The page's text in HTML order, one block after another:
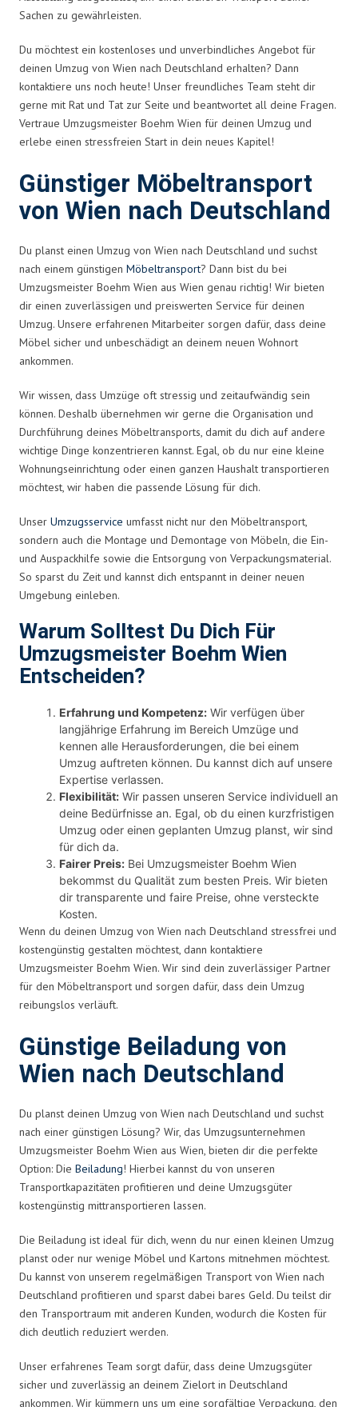
Sachen zu gewährleisten.
Du möchtest ein kostenloses und unverbindliches Angebot für
deinen Umzug von Wien nach Deutschland erhalten? Dann
kontaktiere uns noch heute! Unser freundliches Team steht dir
gerne mit Rat und Tat zur Seite und beantwortet all deine Fragen.
Vertraue Umzugsmeister Boehm Wien für deinen Umzug und
erlebe einen stressfreien Start in dein neues Kapitel!
Günstiger Möbeltransport
von Wien nach Deutschland
Du planst einen Umzug von Wien nach Deutschland und suchst
nach einem günstigen Möbeltransport? Dann bist du bei
Umzugsmeister Boehm Wien aus Wien genau richtig! Wir bieten
dir einen zuverlässigen und preiswerten Service für deinen
Umzug. Unsere erfahrenen Mitarbeiter sorgen dafür, dass deine
Möbel sicher und unbeschädigt an deinem neuen Wohnort
ankommen.
Wir wissen, dass Umzüge oft stressig und zeitaufwändig sein
können. Deshalb übernehmen wir gerne die Organisation und
Durchführung deines Möbeltransports, damit du dich auf andere
wichtige Dinge konzentrieren kannst. Egal, ob du nur eine kleine
Wohnungseinrichtung oder einen ganzen Haushalt transportieren
möchtest, wir haben die passende Lösung für dich.
Unser Umzugsservice umfasst nicht nur den Möbeltransport,
sondern auch die Montage und Demontage von Möbeln, die Ein-
und Auspackhilfe sowie die Entsorgung von Verpackungsmaterial.
So sparst du Zeit und kannst dich entspannt in deiner neuen
Umgebung einleben.
Warum Solltest Du Dich Für
Umzugsmeister Boehm Wien
Entscheiden?
Erfahrung und Kompetenz: Wir verfügen über
langjährige Erfahrung im Bereich Umzüge und
kennen alle Herausforderungen, die bei einem
Umzug auftreten können. Du kannst dich auf unsere
Expertise verlassen.
Flexibilität: Wir passen unseren Service individuell an
deine Bedürfnisse an. Egal, ob du einen kurzfristigen
Umzug oder einen geplanten Umzug planst, wir sind
für dich da.
Fairer Preis: Bei Umzugsmeister Boehm Wien
bekommst du Qualität zum besten Preis. Wir bieten
dir transparente und faire Preise, ohne versteckte
Kosten.
Wenn du deinen Umzug von Wien nach Deutschland stressfrei und
kostengünstig gestalten möchtest, dann kontaktiere
Umzugsmeister Boehm Wien. Wir sind dein zuverlässiger Partner
für den Möbeltransport und sorgen dafür, dass dein Umzug
reibungslos verläuft.
Günstige Beiladung von
Wien nach Deutschland
Du planst deinen Umzug von Wien nach Deutschland und suchst
nach einer günstigen Lösung? Wir, das Umzugsunternehmen
Umzugsmeister Boehm Wien aus Wien, bieten dir die perfekte
Option: Die Beiladung! Hierbei kannst du von unseren
Transportkapazitäten profitieren und deine Umzugsgüter
kostengünstig mittransportieren lassen.
Die Beiladung ist ideal für dich, wenn du nur einen kleinen Umzug
planst oder nur wenige Möbel und Kartons mitnehmen möchtest.
Du kannst von unserem regelmäßigen Transport von Wien nach
Deutschland profitieren und sparst dabei bares Geld. Du teilst dir
den Transportraum mit anderen Kunden, wodurch die Kosten für
dich deutlich reduziert werden.
Unser erfahrenes Team sorgt dafür, dass deine Umzugsgüter
sicher und zuverlässig an deinem Zielort in Deutschland
ankommen. Wir kümmern uns um eine sorgfältige Verpackung, den